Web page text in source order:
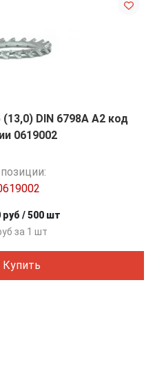
DIN 6798A А2 код
0619002
руб / 500 шт
за 1 шт
Купить